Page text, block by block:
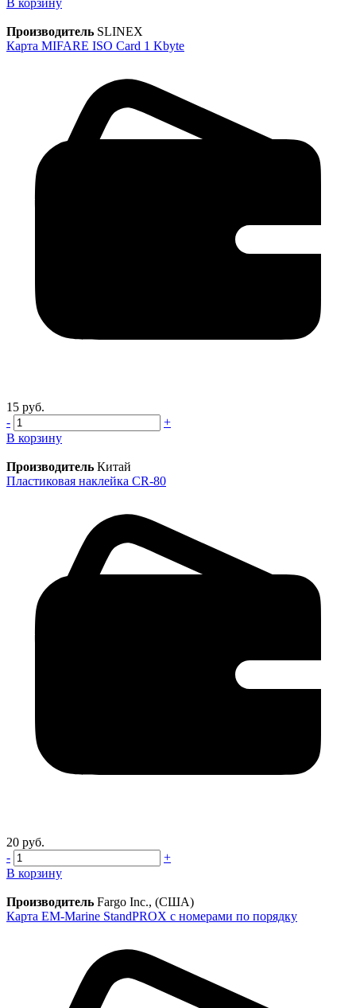
Производитель SLINEX
Карта MIFARE ISO Card 1 Kbyte
15 руб.
-
+
В корзину
Производитель Китай
Пластиковая наклейка CR-80
20 руб.
-
+
В корзину
Производитель Fargo Inc., (США)
Карта EM-Marine StandPROX с номерами по порядку